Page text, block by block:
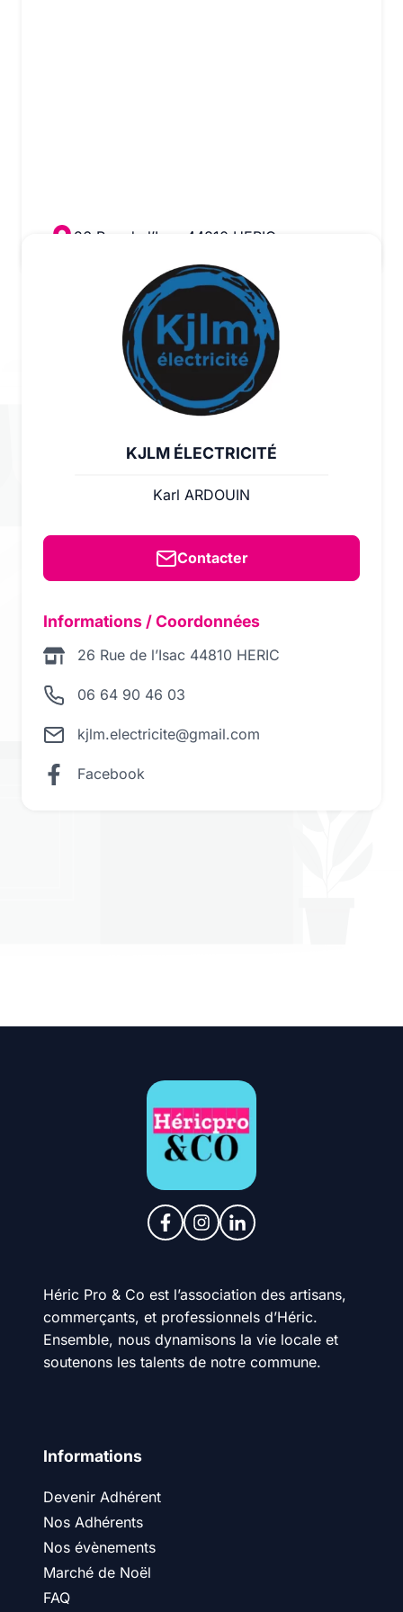
26 Rue de l’Isac 44810 HERIC
KJLM ÉLECTRICITÉ
Karl ARDOUIN
Contacter
Informations / Coordonnées
26 Rue de l’Isac 44810 HERIC
06 64 90 46 03
kjlm.electricite@gmail.com
Facebook
Héric Pro & Co est l’association des artisans,
commerçants, et professionnels d’Héric.
Ensemble, nous dynamisons la vie locale et
soutenons les talents de notre commune.
Informations
Devenir Adhérent
Nos Adhérents
Nos évènements
Marché de Noël
FAQ